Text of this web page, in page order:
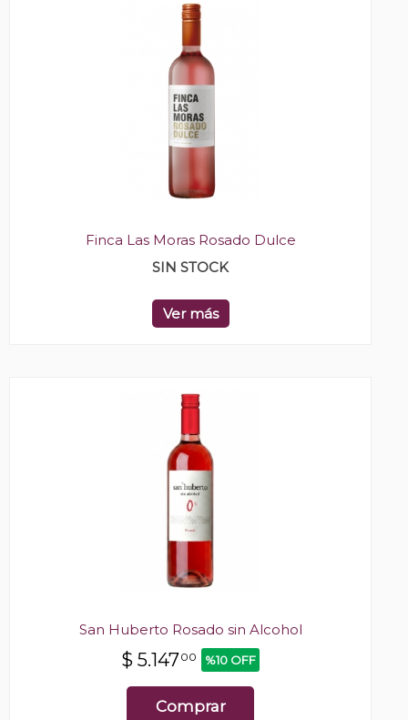
Finca Las Moras Rosado Dulce
SIN STOCK
Ver más
San Huberto Rosado sin Alcohol
$ 5.14700 %10 OFF
Comprar